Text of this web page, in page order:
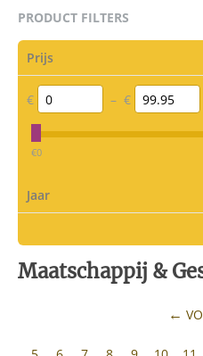
PRODUCT FILTERS
Prijs
€ – €
‎€0
Jaar
Maatschappij &